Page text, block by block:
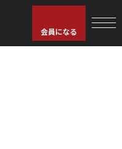
会員になる